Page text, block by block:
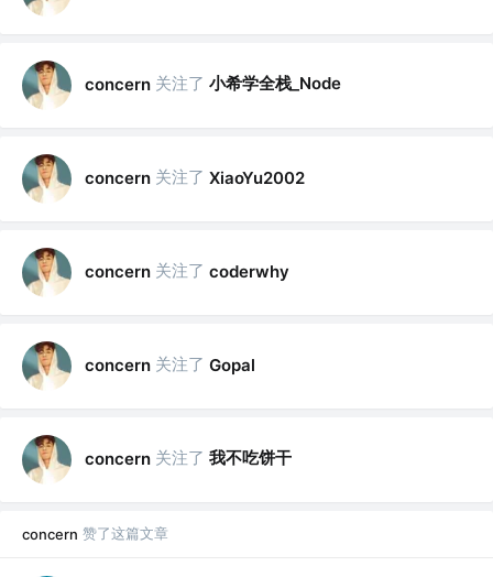
concern 关注了 小希学全栈_Node
concern 关注了 XiaoYu2002
concern 关注了 coderwhy
concern 关注了 Gopal
concern 关注了 我不吃饼干
concern 赞了这篇文章